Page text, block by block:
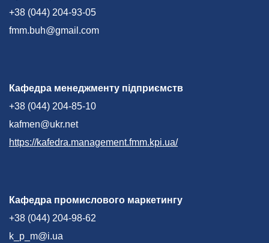
+38 (044) 204-93-05
fmm.buh@gmail.com
Кафедра менеджменту підприємств
+38 (044) 204-85-10
kafmen@ukr.net
https://kafedra.management.fmm.kpi.ua/
Кафедра промислового маркетингу
+38 (044) 204-98-62
k_p_m@i.ua